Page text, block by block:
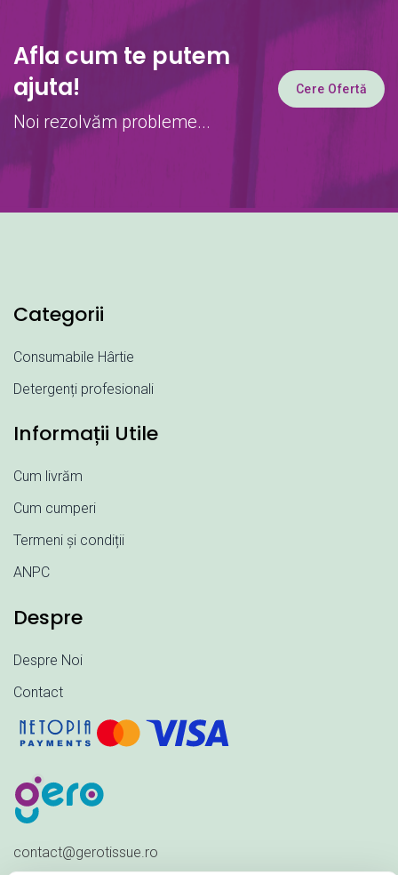
Afla cum te putem
ajuta!
Noi rezolvăm probleme...
Cere Ofertă
Categorii
Consumabile Hârtie
Detergenți profesionali
Informații Utile
Cum livrăm
Cum cumperi
Termeni și condiții
ANPC
Despre
Despre Noi
Contact
contact@gerotissue.ro